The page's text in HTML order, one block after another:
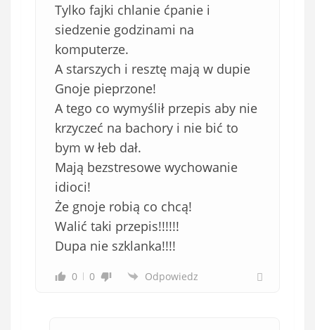
Tylko fajki chlanie ćpanie i
siedzenie godzinami na
komputerze.
A starszych i resztę mają w dupie
Gnoje pieprzone!
A tego co wymyślił przepis aby nie
krzyczeć na bachory i nie bić to
bym w łeb dał.
Mają bezstresowe wychowanie
idioci!
Że gnoje robią co chcą!
Walić taki przepis!!!!!!
Dupa nie szklanka!!!!
0 0 Odpowiedz